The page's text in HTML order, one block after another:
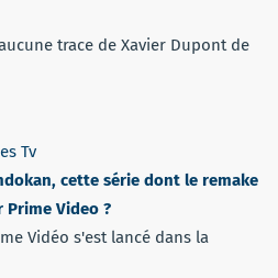
trace de Xavier Dupont de
Tv
cette série dont le remake
Video ?
Vidéo s'est lancé dans la